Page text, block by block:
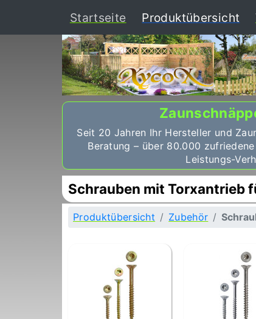
Startseite Produktübersicht
Seit 20 Jahren Ihr Hersteller und
Beratung – über 80.000
Leistungs-
Schrauben mit Torxantrieb
Produktübersicht Zubehör